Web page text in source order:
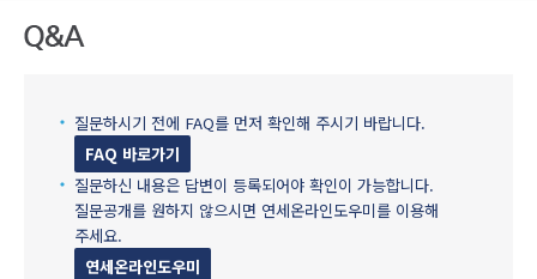
질문하시기 전에 FAQ를 먼저 확인해 주시기 바랍니다.
FAQ 바로가기
질문하신 내용은 답변이 등록되어야 확인이 가능합니다.
질문공개를 원하지 않으시면 연세온라인도우미를 이용해
주세요.
연세온라인도우미